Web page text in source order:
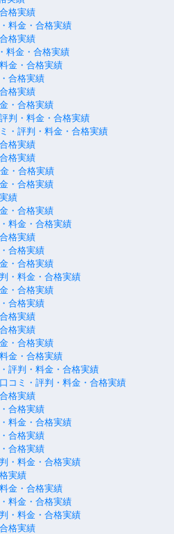
格実績
料金・合格実績
格実績
料金・合格実績
金・合格実績
合格実績
格実績
・合格実績
判・料金・合格実績
・評判・料金・合格実績
格実績
格実績
・合格実績
・合格実績
績
・合格実績
料金・合格実績
格実績
合格実績
・合格実績
・料金・合格実績
・合格実績
合格実績
格実績
格実績
・合格実績
金・合格実績
評判・料金・合格実績
コミ・評判・料金・合格実績
格実績
合格実績
料金・合格実績
合格実績
合格実績
・料金・合格実績
実績
金・合格実績
料金・合格実績
・料金・合格実績
格実績